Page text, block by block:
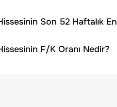
Son 52 Haftalık
F/K Oranı Nedir?